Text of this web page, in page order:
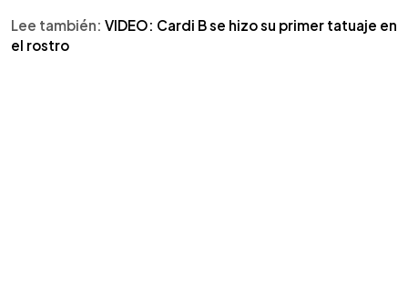
Lee también: VIDEO: Cardi B se hizo su primer tatuaje en
el rostro